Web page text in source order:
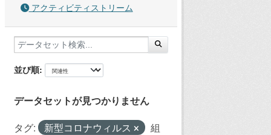
アクティビティストリーム
並び順
データセットが見つかりません
タグ: 新型コロナウィルス
組